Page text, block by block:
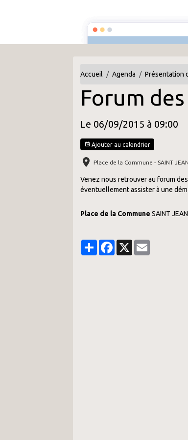
Accueil Agenda Présentation
Forum
Le 06/09/2015 à 09:00
Ajouter au calendrier
Place de la Commune - SAINT
Venez nous retrouver au forum
éventuellement assister à une
Place de la Commune SAINT
PartagerFacebook
X